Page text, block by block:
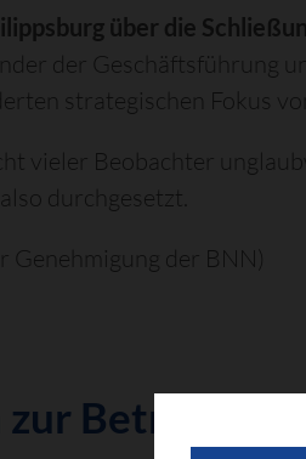
über die
der Geschäftsführung
strategischen Fokus
vieler Beobachter
durchgesetzt.
Genehmigung der BNN)